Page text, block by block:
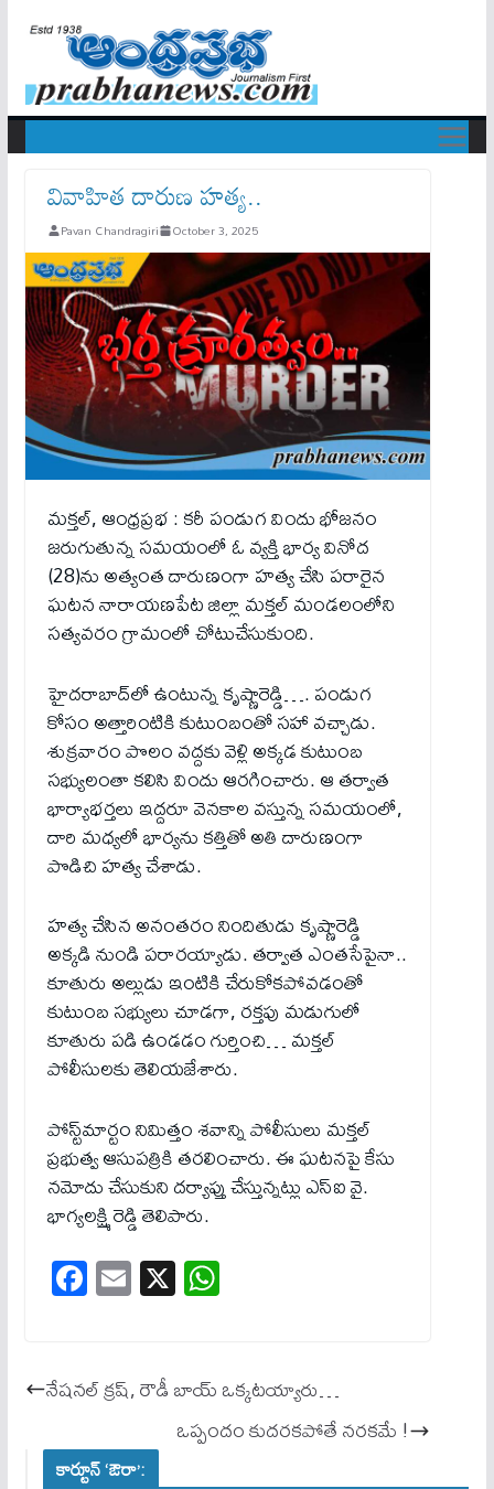
వివాహిత దారుణ హత్య..
Pavan Chandragiri October 3, 2025
మక్తల్, ఆంధ్రప్రభ : కరీ పండుగ విందు భోజనం
జరుగుతున్న సమయంలో ఓ వ్యక్తి భార్య వినోద
(28)ను అత్యంత దారుణంగా హత్య చేసి పరారైన
ఘటన నారాయణపేట జిల్లా మక్తల్ మండలంలోని
సత్యవరం గ్రామంలో చోటుచేసుకుంది.
హైదరాబాద్‌లో ఉంటున్న కృష్ణారెడ్డి…. పండుగ
కోసం అత్తారింటికి కుటుంబంతో సహా వచ్చాడు.
శుక్రవారం పొలం వద్దకు వెళ్లి అక్కడ కుటుంబ
సభ్యులంతా కలిసి విందు ఆరగించారు. ఆ తర్వాత
భార్యాభర్తలు ఇద్దరూ వెనకాల వస్తున్న సమయంలో,
దారి మధ్యలో భార్యను కత్తితో అతి దారుణంగా
పొడిచి హత్య చేశాడు.
హత్య చేసిన అనంతరం నిందితుడు కృష్ణారెడ్డి
అక్కడి నుండి పరారయ్యాడు. తర్వాత ఎంతసేపైనా..
కూతురు అల్లుడు ఇంటికి చేరుకోకపోవడంతో
కుటుంబ సభ్యులు చూడగా, రక్తపు మడుగులో
కూతురు పడి ఉండడం గుర్తించి… మ‌క్త‌ల్
పోలీసులకు తెలియజేశారు.
పోస్ట్‌మార్టం నిమిత్తం శవాన్ని పోలీసులు మక్తల్
ప్రభుత్వ ఆసుపత్రికి తరలించారు. ఈ ఘటనపై కేసు
నమోదు చేసుకుని దర్యాప్తు చేస్తున్నట్లు ఎస్ఐ వై.
భాగ్యలక్ష్మి రెడ్డి తెలిపారు.
Fa
ce
ok
E
m
X W
ha
A
pp
నేష‌న‌ల్ క్ర‌ష్, రౌడీ బాయ్ ఒక్క‌ట‌య్యారు…
ఒప్పందం కుదరకపోతే నరకమే !
కార్టూన్ ‘ఔరా’: